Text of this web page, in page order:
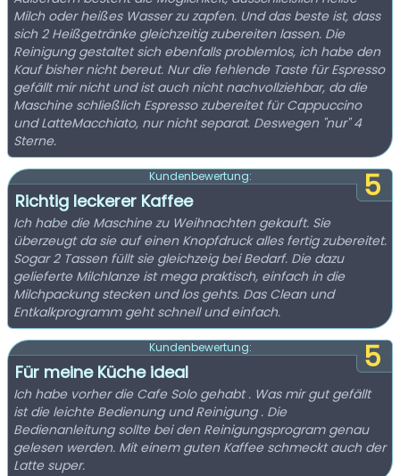
Milch oder heißes Wasser zu zapfen. Und das beste ist, dass
sich 2 Heißgetränke gleichzeitig zubereiten lassen. Die
Reinigung gestaltet sich ebenfalls problemlos, ich habe den
Kauf bisher nicht bereut. Nur die fehlende Taste für Espresso
gefällt mir nicht und ist auch nicht nachvollziehbar, da die
Maschine schließlich Espresso zubereitet für Cappuccino
und LatteMacchiato, nur nicht separat. Deswegen "nur" 4
Sterne.
5
Kundenbewertung:
Richtig leckerer Kaffee
Ich habe die Maschine zu Weihnachten gekauft. Sie
überzeugt da sie auf einen Knopfdruck alles fertig zubereitet.
Sogar 2 Tassen füllt sie gleichzeig bei Bedarf. Die dazu
gelieferte Milchlanze ist mega praktisch, einfach in die
Milchpackung stecken und los gehts. Das Clean und
Entkalkprogramm geht schnell und einfach.
5
Kundenbewertung:
Für meine Küche ideal
Ich habe vorher die Cafe Solo gehabt . Was mir gut gefällt
ist die leichte Bedienung und Reinigung . Die
Bedienanleitung sollte bei den Reinigungsprogram genau
gelesen werden. Mit einem guten Kaffee schmeckt auch der
Latte super.